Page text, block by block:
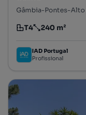
Gâmbia-Pontes-Alto
Tipologia
T4
Preço por metro
240 m²
IAD Portugal
Profissional